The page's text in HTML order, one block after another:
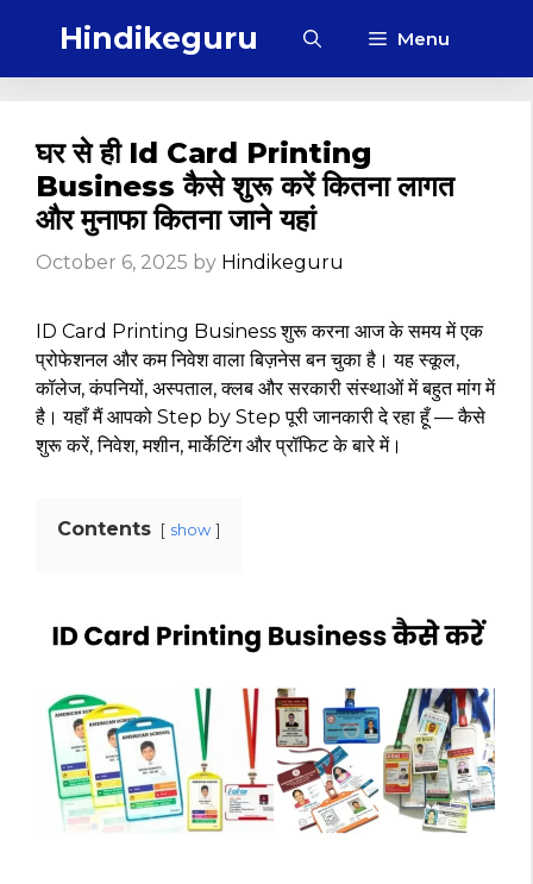
Hindikeguru Menu
घर से ही Id Card Printing
Business कैसे शुरू करें कितना लागत
और मुनाफा कितना जाने यहां
October 6, 2025 by Hindikeguru
ID Card Printing Business शुरू करना आज के समय में एक
प्रोफेशनल और कम निवेश वाला बिज़नेस बन चुका है। यह स्कूल,
कॉलेज, कंपनियों, अस्पताल, क्लब और सरकारी संस्थाओं में बहुत मांग में
है। यहाँ मैं आपको Step by Step पूरी जानकारी दे रहा हूँ — कैसे
शुरू करें, निवेश, मशीन, मार्केटिंग और प्रॉफिट के बारे में।
Contents show